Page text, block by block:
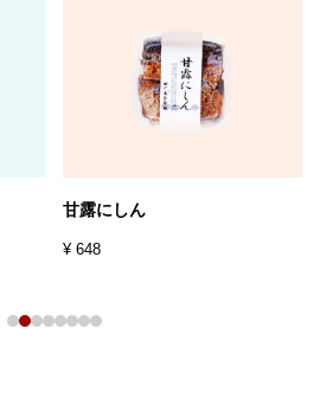
甘露にしん
¥ 648